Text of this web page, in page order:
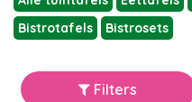
Bistrotafels
Bistrosets
Filters